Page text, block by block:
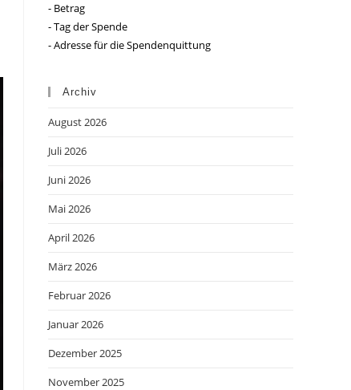
- Betrag
- Tag der Spende
- Adresse für die Spendenquittung
Archiv
August 2026
Juli 2026
Juni 2026
Mai 2026
April 2026
März 2026
Februar 2026
Januar 2026
Dezember 2025
November 2025